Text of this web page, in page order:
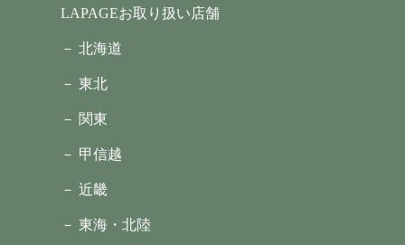
LAPAGEお取り扱い店舗
－ 北海道
－ 東北
－ 関東
－ 甲信越
－ 近畿
－ 東海・北陸